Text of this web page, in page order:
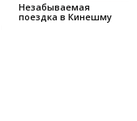
Незабываемая
поездка в Кинешму